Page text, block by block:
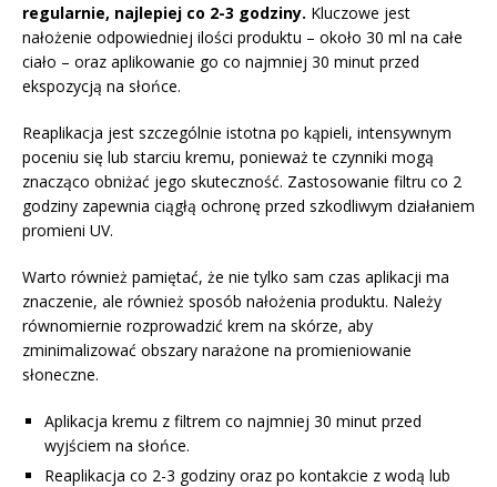
regularnie, najlepiej co 2-3 godziny. Kluczowe jest
nałożenie odpowiedniej ilości produktu – około 30 ml na całe
ciało – oraz aplikowanie go co najmniej 30 minut przed
ekspozycją na słońce.
Reaplikacja jest szczególnie istotna po kąpieli, intensywnym
poceniu się lub starciu kremu, ponieważ te czynniki mogą
znacząco obniżać jego skuteczność. Zastosowanie filtru co 2
godziny zapewnia ciągłą ochronę przed szkodliwym działaniem
promieni UV.
Warto również pamiętać, że nie tylko sam czas aplikacji ma
znaczenie, ale również sposób nałożenia produktu. Należy
równomiernie rozprowadzić krem na skórze, aby
zminimalizować obszary narażone na promieniowanie
słoneczne.
Aplikacja kremu z filtrem co najmniej 30 minut przed
wyjściem na słońce.
Reaplikacja co 2-3 godziny oraz po kontakcie z wodą lub